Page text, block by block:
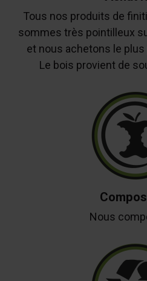
Tous nos produits de
sommes très pointilleux
et nous achetons le
Le bois provient de
Nous